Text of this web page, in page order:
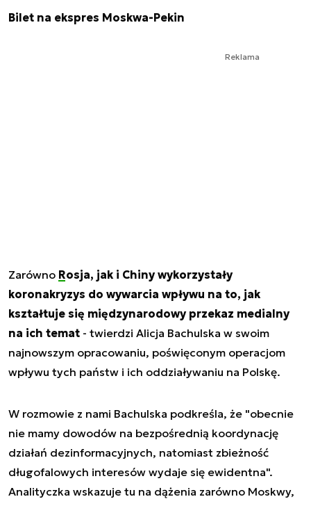
Bilet na ekspres Moskwa-Pekin
Reklama
Zarówno Rosja, jak i Chiny wykorzystały
koronakryzys do wywarcia wpływu na to, jak
kształtuje się międzynarodowy przekaz medialny
na ich temat - twierdzi Alicja Bachulska w swoim
najnowszym opracowaniu, poświęconym operacjom
wpływu tych państw i ich oddziaływaniu na Polskę.
W rozmowie z nami Bachulska podkreśla, że "obecnie
nie mamy dowodów na bezpośrednią koordynację
działań dezinformacyjnych, natomiast zbieżność
długofalowych interesów wydaje się ewidentna".
Analityczka wskazuje tu na dążenia zarówno Moskwy,